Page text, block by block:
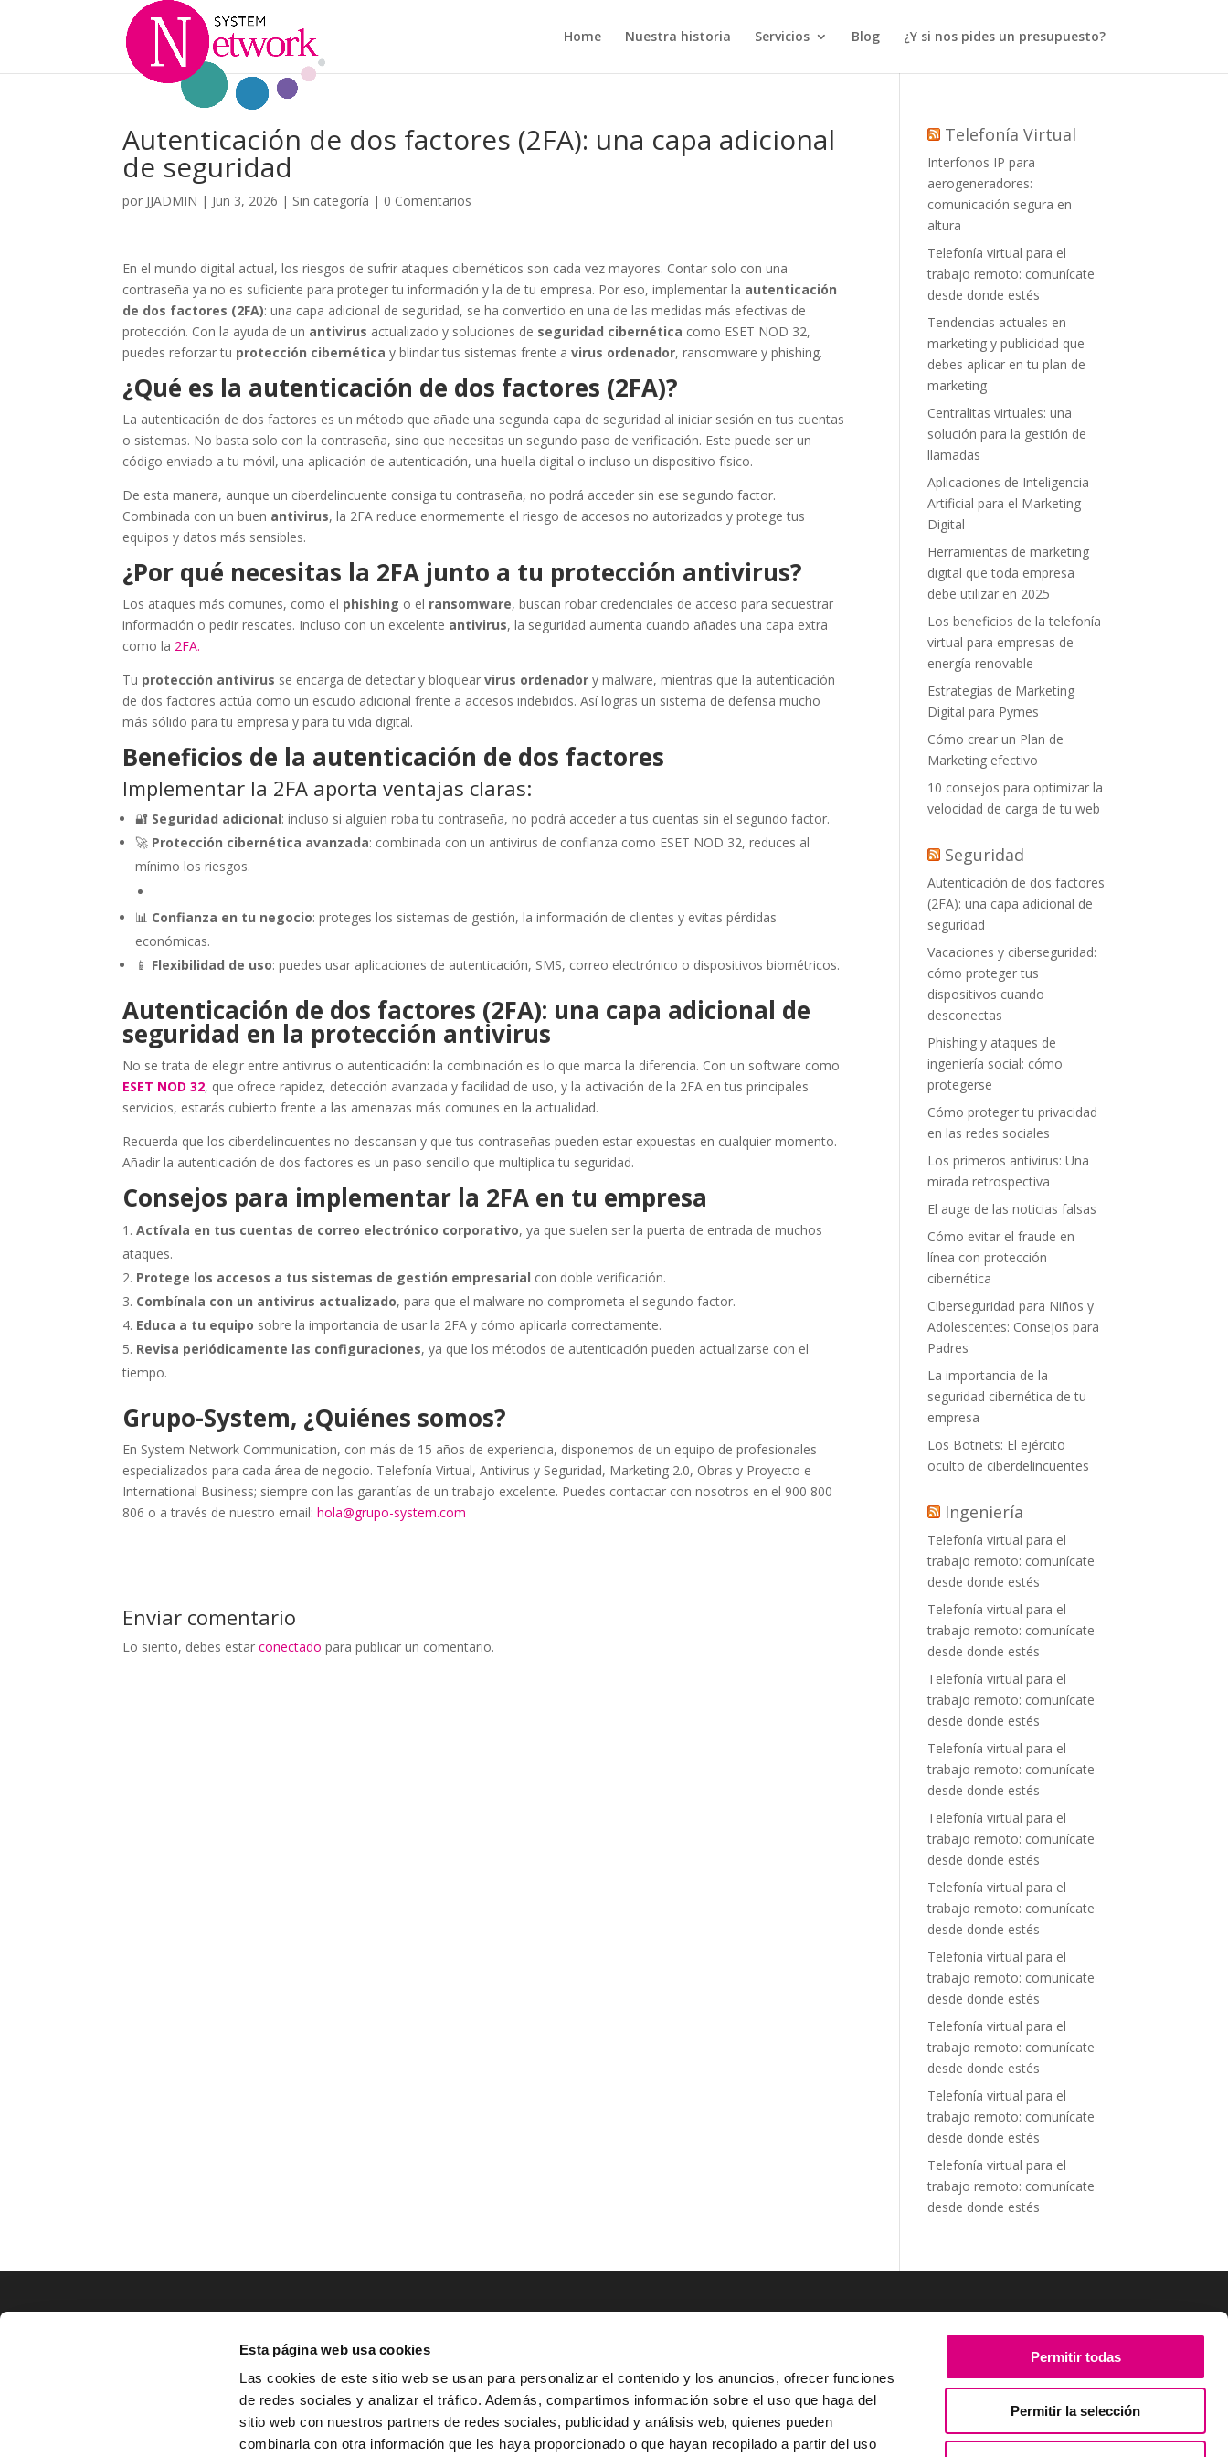
Esta página web usa cookies
Las cookies de este sitio web se usan para personalizar el contenido y los anuncios, ofrecer funciones
de redes sociales y analizar el tráfico. Además, compartimos información sobre el uso que haga del
sitio web con nuestros partners de redes sociales, publicidad y análisis web, quienes pueden
combinarla con otra información que les haya proporcionado o que hayan recopilado a partir del uso
Permitir todas
Permitir la selección
Home Nuestra historia Servicios Blog ¿Y si nos pides un presupuesto?
Autenticación de dos factores (2FA): una capa adicional
de seguridad
por JJADMIN | Jun 3, 2026 | Sin categoría | 0 Comentarios
En el mundo digital actual, los riesgos de sufrir ataques cibernéticos son cada vez mayores. Contar solo con una
contraseña ya no es suficiente para proteger tu información y la de tu empresa. Por eso, implementar la autenticación
de dos factores (2FA): una capa adicional de seguridad, se ha convertido en una de las medidas más efectivas de
protección. Con la ayuda de un antivirus actualizado y soluciones de seguridad cibernética como ESET NOD 32,
puedes reforzar tu protección cibernética y blindar tus sistemas frente avirus ordenador, ransomware y phishing.
¿Qué es la autenticación de dos factores (2FA)?
La autenticación de dos factores es un método que añade una segunda capa de seguridad al iniciar sesión en tus cuentas
o sistemas. No basta solo con la contraseña, sino que necesitas un segundo paso de verificación. Este puede ser un
código enviado a tu móvil, una aplicación de autenticación, una huella digital o incluso un dispositivo físico.
De esta manera, aunque un ciberdelincuente consiga tu contraseña, no podrá acceder sin ese segundo factor.
Combinada con un buen antivirus, la 2FA reduce enormemente el riesgo de accesos no autorizados y protege tus
equipos y datos más sensibles.
¿Por qué necesitas la 2FA junto a tu protección antivirus?
Los ataques más comunes, como el phishing o el ransomware, buscan robar credenciales de acceso para secuestrar
información o pedir rescates. Incluso con un excelente antivirus, la seguridad aumenta cuando añades una capa extra
como la 2FA.
Tu protección antivirus se encarga de detectar y bloquearvirus ordenador y malware, mientras que la autenticación
de dos factores actúa como un escudo adicional frente a accesos indebidos. Así logras un sistema de defensa mucho
más sólido para tu empresa y para tu vida digital.
Beneficios de la autenticación de dos factores
Implementar la 2FA aporta ventajas claras:
🔐 Seguridad adicional: incluso si alguien roba tu contraseña, no podrá acceder a tus cuentas sin el segundo factor.
🚀 Protección cibernética avanzada: combinada con un antivirus de confianza como ESET NOD 32, reduces al
mínimo los riesgos.
📊 Confianza en tu negocio: proteges los sistemas de gestión, la información de clientes y evitas pérdidas
económicas.
📱 Flexibilidad de uso: puedes usar aplicaciones de autenticación, SMS, correo electrónico o dispositivos biométricos.
Autenticación de dos factores (2FA): una capa adicional de
seguridad en la protección antivirus
No se trata de elegir entre antivirus o autenticación: la combinación es lo que marca la diferencia. Con un software como
ESET NOD 32, que ofrece rapidez, detección avanzada y facilidad de uso, y la activación de la 2FA en tus principales
servicios, estarás cubierto frente a las amenazas más comunes en la actualidad.
Recuerda que los ciberdelincuentes no descansan y que tus contraseñas pueden estar expuestas en cualquier momento.
Añadir la autenticación de dos factores es un paso sencillo que multiplica tu seguridad.
Consejos para implementar la 2FA en tu empresa
Actívala en tus cuentas de correo electrónico corporativo, ya que suelen ser la puerta de entrada de muchos
ataques.
Protege los accesos a tus sistemas de gestión empresarial con doble verificación.
Combínala con un antivirus actualizado, para que el malware no comprometa el segundo factor.
Educa a tu equipo sobre la importancia de usar la 2FA y cómo aplicarla correctamente.
Revisa periódicamente las configuraciones, ya que los métodos de autenticación pueden actualizarse con el
tiempo.
Grupo-System, ¿Quiénes somos?
En System Network Communication, con más de 15 años de experiencia, disponemos de un equipo de profesionales
especializados para cada área de negocio. Telefonía Virtual, Antivirus y Seguridad, Marketing 2.0, Obras y Proyecto e
International Business; siempre con las garantías de un trabajo excelente. Puedes contactar con nosotros en el 900 800
806 o a través de nuestro email:hola@grupo-system.com
Enviar comentario
Lo siento, debes estarconectado para publicar un comentario.
Telefonía Virtual
Interfonos IP para
aerogeneradores:
comunicación segura en
altura
Telefonía virtual para el
trabajo remoto: comunícate
desde donde estés
Tendencias actuales en
marketing y publicidad que
debes aplicar en tu plan de
marketing
Centralitas virtuales: una
solución para la gestión de
llamadas
Aplicaciones de Inteligencia
Artificial para el Marketing
Digital
Herramientas de marketing
digital que toda empresa
debe utilizar en 2025
Los beneficios de la telefonía
virtual para empresas de
energía renovable
Estrategias de Marketing
Digital para Pymes
Cómo crear un Plan de
Marketing efectivo
10 consejos para optimizar la
velocidad de carga de tu web
Seguridad
Autenticación de dos factores
(2FA): una capa adicional de
seguridad
Vacaciones y ciberseguridad:
cómo proteger tus
dispositivos cuando
desconectas
Phishing y ataques de
ingeniería social: cómo
protegerse
Cómo proteger tu privacidad
en las redes sociales
Los primeros antivirus: Una
mirada retrospectiva
El auge de las noticias falsas
Cómo evitar el fraude en
línea con protección
cibernética
Ciberseguridad para Niños y
Adolescentes: Consejos para
Padres
La importancia de la
seguridad cibernética de tu
empresa
Los Botnets: El ejército
oculto de ciberdelincuentes
Ingeniería
Telefonía virtual para el
trabajo remoto: comunícate
desde donde estés
Telefonía virtual para el
trabajo remoto: comunícate
desde donde estés
Telefonía virtual para el
trabajo remoto: comunícate
desde donde estés
Telefonía virtual para el
trabajo remoto: comunícate
desde donde estés
Telefonía virtual para el
trabajo remoto: comunícate
desde donde estés
Telefonía virtual para el
trabajo remoto: comunícate
desde donde estés
Telefonía virtual para el
trabajo remoto: comunícate
desde donde estés
Telefonía virtual para el
trabajo remoto: comunícate
desde donde estés
Telefonía virtual para el
trabajo remoto: comunícate
desde donde estés
Telefonía virtual para el
trabajo remoto: comunícate
desde donde estés
LOCALIZACIÓN
Av. Zaragoza, Nº37, 1ºB,
31500 Tudela, Navarra
CONTACTO
 Tel.: (+34) 900 800 806

HOLA@GRUPO-
^ Aviso Legal
^ Política de Privacidad